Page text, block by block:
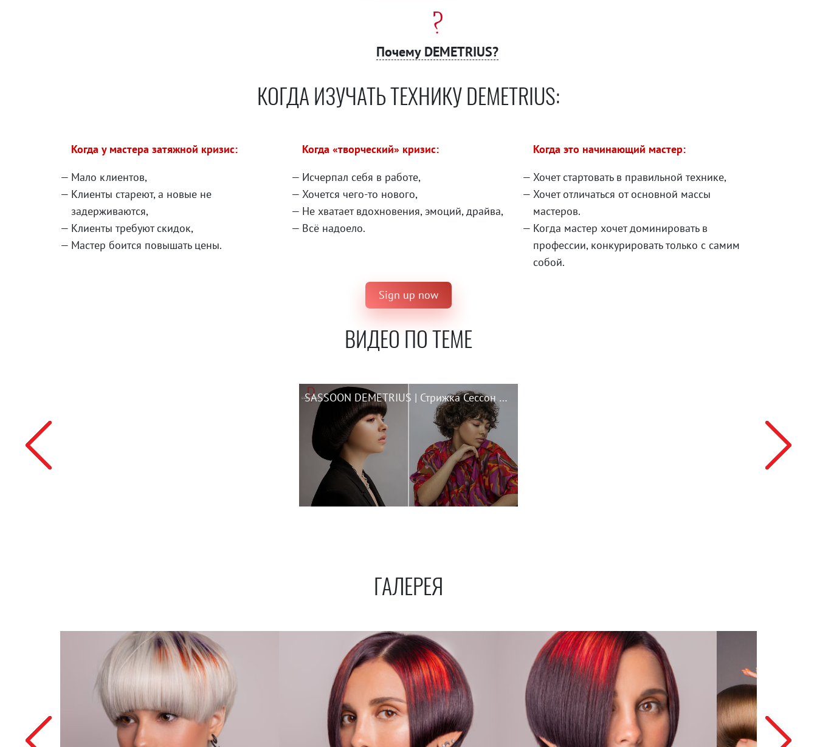
Почему DEMETRIUS?
КОГДА ИЗУЧАТЬ ТЕХНИКУ DEMETRIUS:
Когда у мастера затяжной кризис:
Мало клиентов,
Клиенты стареют, а новые не
задерживаются,
Клиенты требуют скидок,
Мастер боится повышать цены.
Когда «творческий» кризис:
Исчерпал себя в работе,
Хочется чего-то нового,
Не хватает вдохновения, эмоций, драйва,
Всё надоело.
Когда это начинающий мастер:
Хочет стартовать в правильной технике,
Хочет отличаться от основной массы
мастеров.
Когда мастер хочет доминировать в
профессии, конкурировать только с самим
собой.
Sign up now
ВИДЕО ПО ТЕМЕ
SASSOON DEMETRIUS | Стрижка Сессон на короткие волосы | ENG SUBS | SASSOON for short and curly hair
ГАЛЕРЕЯ